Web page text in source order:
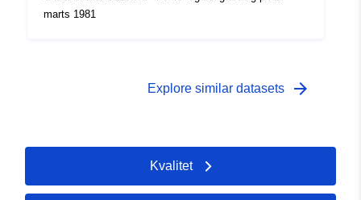
marts 1981
Explore similar datasets arrow_forward
Kvalitet